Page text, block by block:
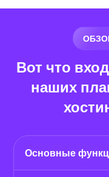
Вот что
наших
Основные